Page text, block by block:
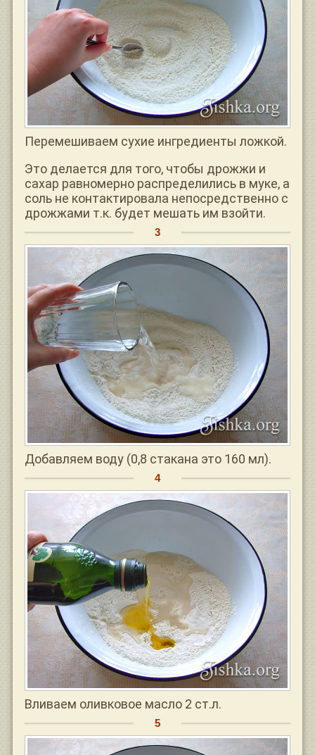
Перемешиваем сухие ингредиенты ложкой.
Это делается для того, чтобы дрожжи и
сахар равномерно распределились в муке, а
соль не контактировала непосредственно с
дрожжами т.к. будет мешать им взойти.
Добавляем воду (0,8 стакана это 160 мл).
Вливаем оливковое масло 2 ст.л.